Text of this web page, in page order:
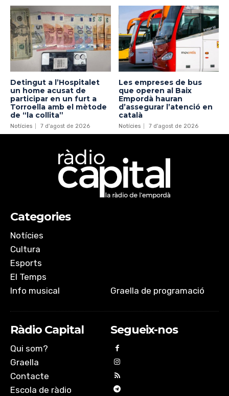
Detingut a l’Hospitalet
un home acusat de
participar en un furt a
Torroella amb el mètode
de “la collita”
Notícies 7 d'agost de 2026
Les empreses de bus
que operen al Baix
Empordà hauran
d’assegurar l’atenció en
català
Notícies 7 d'agost de 2026
Categories
Notícies
Cultura
Esports
El Temps
Info musical
Graella de programació
Ràdio Capital
Qui som?
Graella
Contacte
Escola de ràdio
Segueix-nos